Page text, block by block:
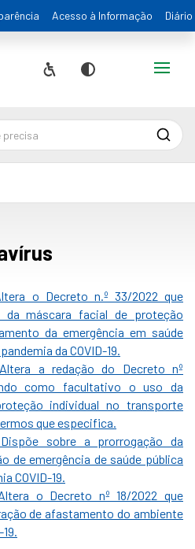
Acesso à Informação
Acessibilidade
Contraste
Alternar
o Decreto n.º 33/2022 que
máscara facial de proteção
da emergência em saúde
da COVID-19.
a redação do Decreto nº
como facultativo o uso da
individual no transporte
que especifica.
sobre a prorrogação da
de emergência de saúde pública
COVID-19.
o Decreto nº 18/2022 que
de afastamento do ambiente